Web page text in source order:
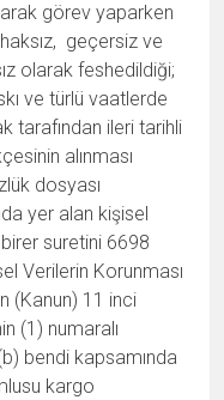
görev yaparken
geçersiz ve
olarak feshedildiği;
ve türlü vaatlerde
tarafından ileri tarihli
alınması
dosyası
yer alan kişisel
suretini 6698
Verilerin Korunması
(Kanun) 11 inci
(1) numaralı
(b) bendi kapsamında
kargo